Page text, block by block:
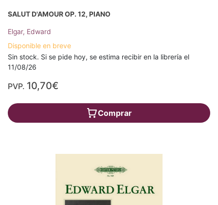
SALUT D'AMOUR OP. 12, PIANO
Elgar, Edward
Disponible en breve
Sin stock. Si se pide hoy, se estima recibir en la librería el
11/08/26
PVP. 10,70€
Comprar